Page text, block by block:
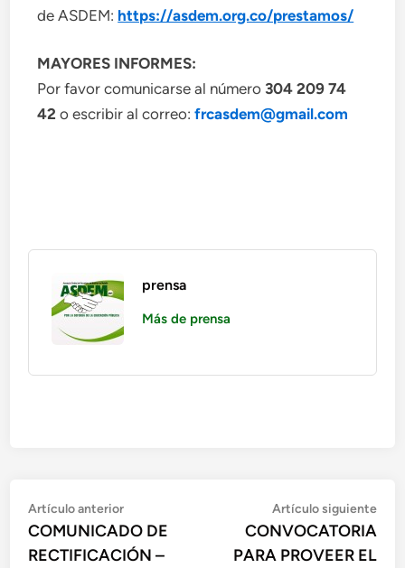
de ASDEM: https://asdem.org.co/prestamos/
MAYORES INFORMES:
Por favor comunicarse al número 304 209 74
42o escribir al correo: frcasdem@gmail.com
prensa
Más de prensa
Artículo anterior
COMUNICADO DE
RECTIFICACIÓN –
Artículo siguiente
CONVOCATORIA
PARA PROVEER EL